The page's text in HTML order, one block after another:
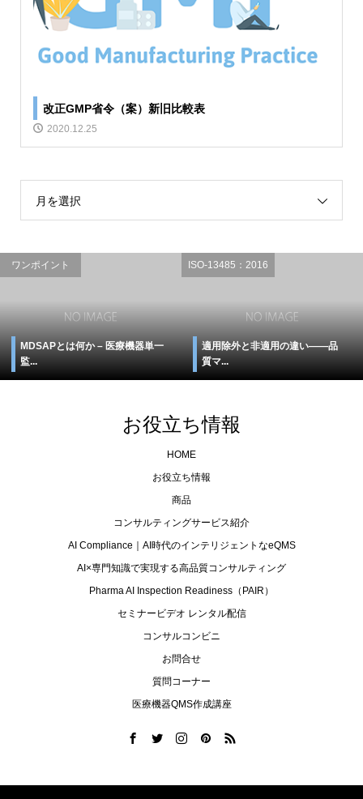
改正GMP省令（案）新旧比較表
2020.12.25
月を選択
ワンポイント
MDSAPとは何か – 医療機器単一
監...
ISO-13485：2016
適用除外と非適用の違い――品
質マ...
お役立ち情報
HOME
お役立ち情報
商品
コンサルティングサービス紹介
AI Compliance｜AI時代のインテリジェントなeQMS
AI×専門知識で実現する高品質コンサルティング
Pharma AI Inspection Readiness（PAIR）
セミナービデオ レンタル配信
コンサルコンビニ
お問合せ
質問コーナー
医療機器QMS作成講座